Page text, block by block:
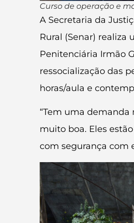
Curso de operação e
A Secretaria da
Rural (Senar) realiza
Penitenciária Irmão
ressocialização das
horas/aula e
“Tem uma
muito boa. Eles
com segurança com